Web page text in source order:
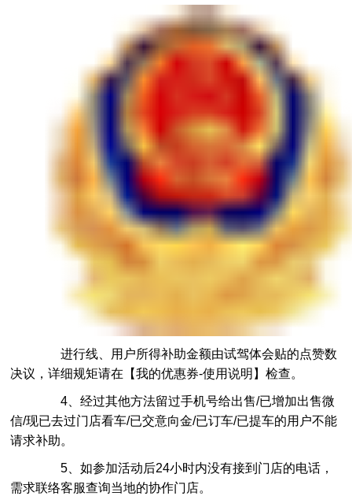
进行线、用户所得补助金额由试驾体会贴的点赞数
决议，详细规矩请在【我的优惠券-使用说明】检查。
4、经过其他方法留过手机号给出售/已增加出售微
信/现已去过门店看车/已交意向金/已订车/已提车的用户不能
请求补助。
5、如参加活动后24小时内没有接到门店的电话，
需求联络客服查询当地的协作门店。